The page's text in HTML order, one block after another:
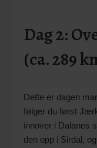
Dag 2:
(ca. 289
Dette er dagen
følger du først
innover i Dalanes
den opp i Sirdal,